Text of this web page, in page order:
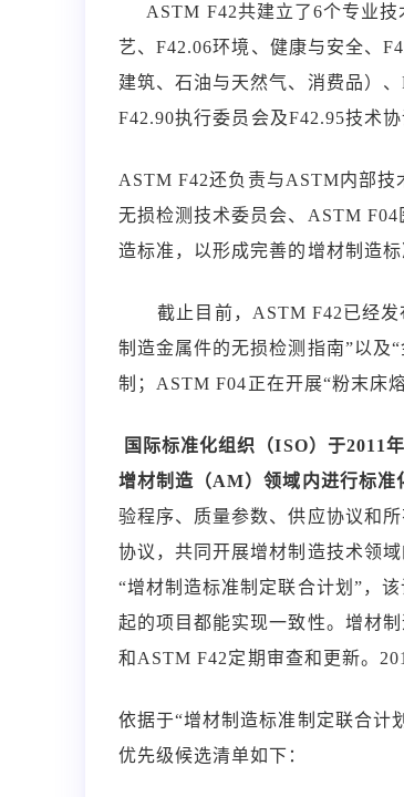
ASTM F42共建立了6个专业技
艺、F42.06环境、健康与安全、
建筑、石油与天然气、消费品）
F42.90执行委员会及F42.95技术协
ASTM F42还负责与ASTM内部
无损检测技术委员会、ASTM
造标准，以形成完善的增材制造标
截止目前，ASTM F42已经发
制造金属件的无损检测指南”以及
制；ASTM F04正在开展“粉末床
国际标准化组织（ISO）于2011
增材制造（AM）领域内进行标准
验程序、质量参数、供应协议和
协议，共同开展增材制造技术领
“增材制造标准制定联合计划”，
起的项目都能实现一致性。增材
和ASTM F42定期审查和更新。
依据于“增材制造标准制定联合计
优先级候选清单如下：